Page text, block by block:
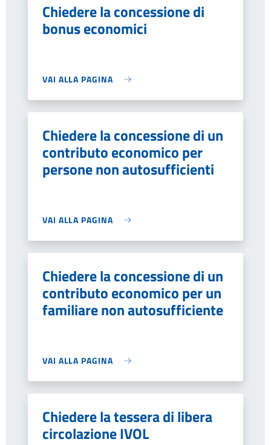
Chiedere la concessione di
bonus economici
VAI ALLA PAGINA
Chiedere la concessione di un
contributo economico per
persone non autosufficienti
VAI ALLA PAGINA
Chiedere la concessione di un
contributo economico per un
familiare non autosufficiente
VAI ALLA PAGINA
Chiedere la tessera di libera
circolazione IVOL